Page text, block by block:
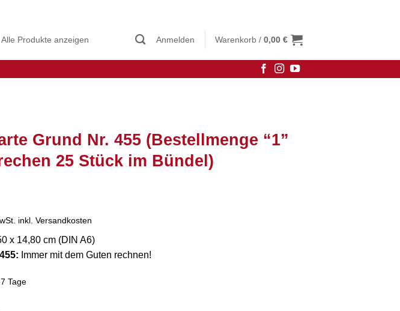
Alle Produkte anzeigen Anmelden Warenkorb / 0,00 €
Grund Nr. 455 (Bestellmenge “1”
25 Stück im Bündel)
inkl. Versandkosten
x 14,80 cm (DIN A6)
Immer mit dem Guten rechnen!
Tage